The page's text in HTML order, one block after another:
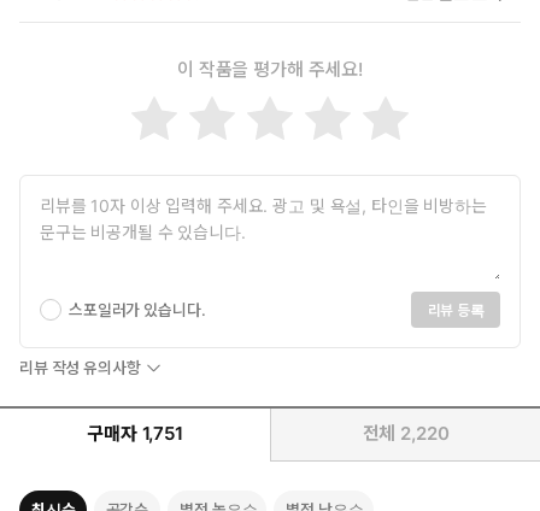
고작 그 정도 쓸모였던 아내였다.
세상 쉽게만 살아온 오만한 통제광이.
“너한테 내가 고작 그 정도지.”
유독 쉽고 편하다고 여겼던 아내에게 애원하기까지.
이 작품을 평가해 주세요!
스포일러가 있습니다. 리뷰 등록
리뷰 작성 유의사항
구매자 1,751 전체 2,220